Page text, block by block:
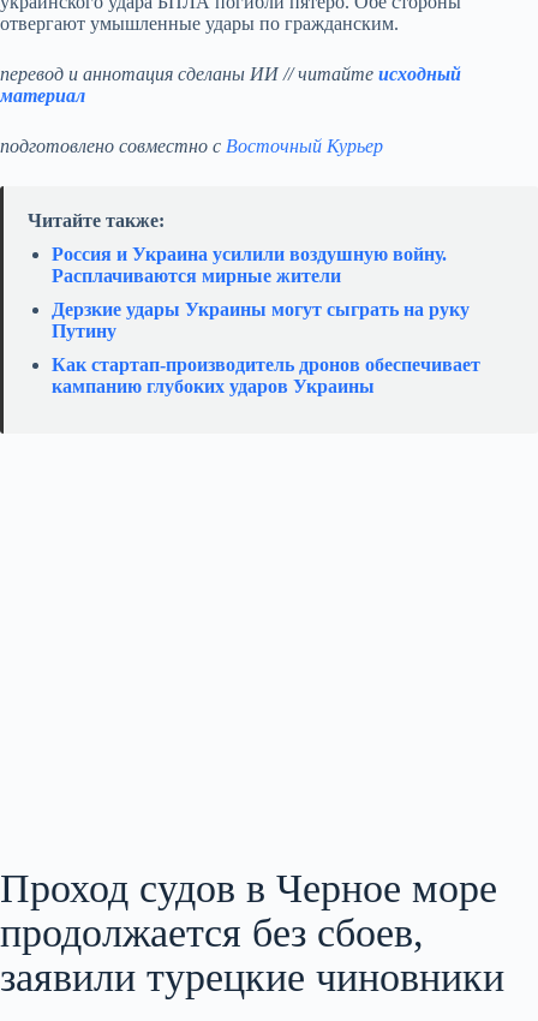
отвергают умышленные удары по гражданским.
перевод и аннотация сделаны ИИ // читайте исходный
материал
подготовлено совместно с Восточный Курьер
Читайте также:
Россия и Украина усилили воздушную войну.
Расплачиваются мирные жители
Дерзкие удары Украины могут сыграть на руку
Путину
Как стартап‑производитель дронов обеспечивает
кампанию глубоких ударов Украины
Проход судов в Черное море
продолжается без сбоев,
заявили турецкие чиновники